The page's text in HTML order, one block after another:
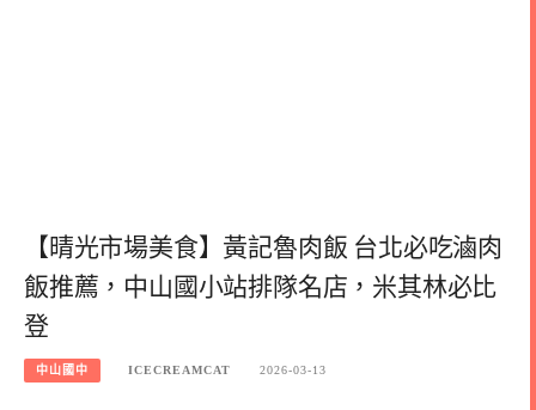
【晴光市場美食】黃記魯肉飯 台北必吃滷肉
飯推薦，中山國小站排隊名店，米其林必比
登
中山國中 ICECREAMCAT 2026-03-13